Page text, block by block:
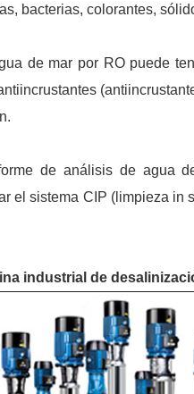
bacterias, colorantes,
de mar por RO puede
de análisis de agua
el sistema CIP (limpieza in
industrial de